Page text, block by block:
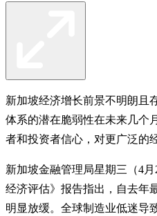
新加坡经济增长前景不明朗且
体系的潜在脆弱性在未来几个
者和投资者信心，对更广泛的
新加坡金融管理局星期三（4
经济评估》报告指出，自去年
明显放缓。全球制造业低迷导